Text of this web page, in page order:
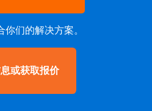
你们的解决方案。
或获取报价